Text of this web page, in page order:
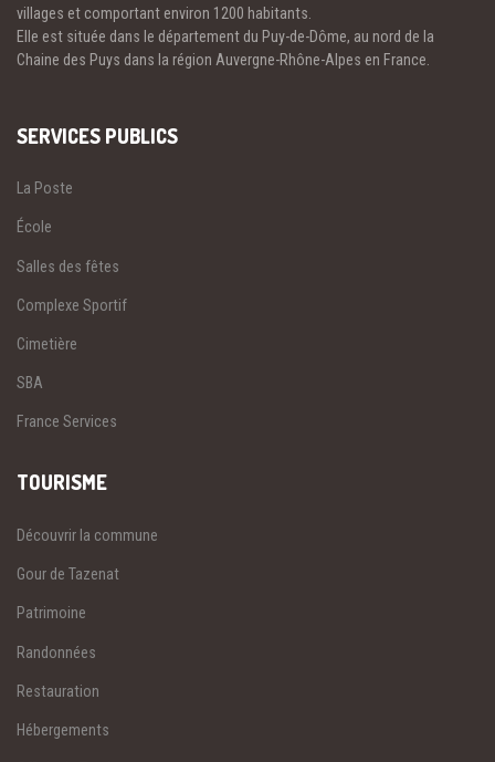
villages et comportant environ 1200 habitants.
Elle est située dans le département du Puy-de-Dôme, au nord de la
Chaine des Puys dans la région Auvergne-Rhône-Alpes en France.
SERVICES PUBLICS
La Poste
École
Salles des fêtes
Complexe Sportif
Cimetière
SBA
France Services
TOURISME
Découvrir la commune
Gour de Tazenat
Patrimoine
Randonnées
Restauration
Hébergements